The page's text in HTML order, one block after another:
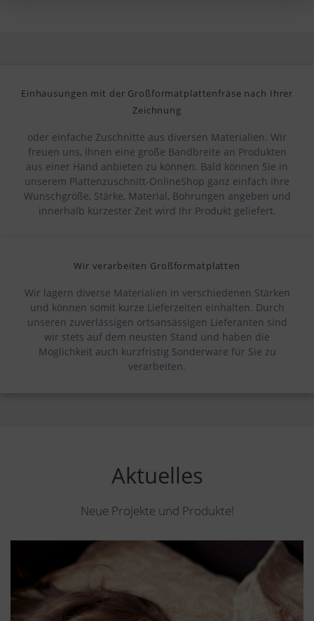
Einhausungen mit der Großformatplattenfräse nach Ihrer
Zeichnung
oder einfache Zuschnitte aus diversen Materialien. Wir
freuen uns, Ihnen eine große Bandbreite an Produkten
aus einer Hand anbieten zu können. Bald können Sie in
unserem Plattenzuschnitt-OnlineShop ganz einfach Ihre
Wunschgröße, Stärke, Material, Bohrungen angeben und
innerhalb kürzester Zeit wird Ihr Produkt geliefert.
Wir verarbeiten Großformatplatten
Wir lagern diverse Materialien in verschiedenen Stärken
und können somit kurze Lieferzeiten einhalten. Durch
unseren zuverlässigen ortsansässigen Lieferanten sind
wir stets auf dem neusten Stand und haben die
Möglichkeit auch kurzfristig Sonderware für Sie zu
verarbeiten.
Aktuelles
Neue Projekte und Produkte!